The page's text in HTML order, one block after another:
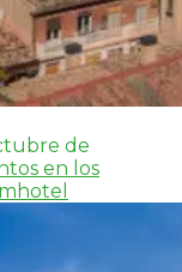
de
en los